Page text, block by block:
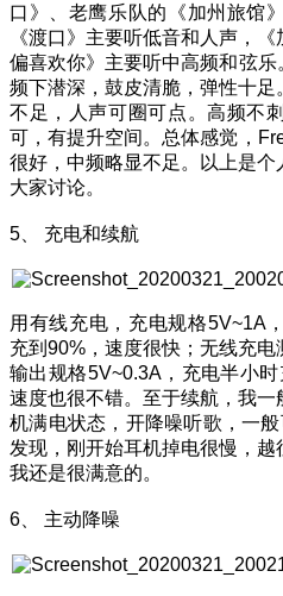
口》、老鹰乐队的《加州旅馆
《渡口》主要听低音和人声，
偏喜欢你》主要听中高频和弦
频下潜深，鼓皮清脆，弹性十
不足，人声可圈可点。高频不
可，有提升空间。总体感觉，
很好，中频略显不足。以上是
大家讨论。
5、 充电和续航
用有线充电，充电规格5V~1A
充到90%，速度很快；无线充
输出规格5V~0.3A，充电半小
速度也很不错。至于续航，我
机满电状态，开降噪听歌，一
发现，刚开始耳机掉电很慢，
我还是很满意的。
6、 主动降噪